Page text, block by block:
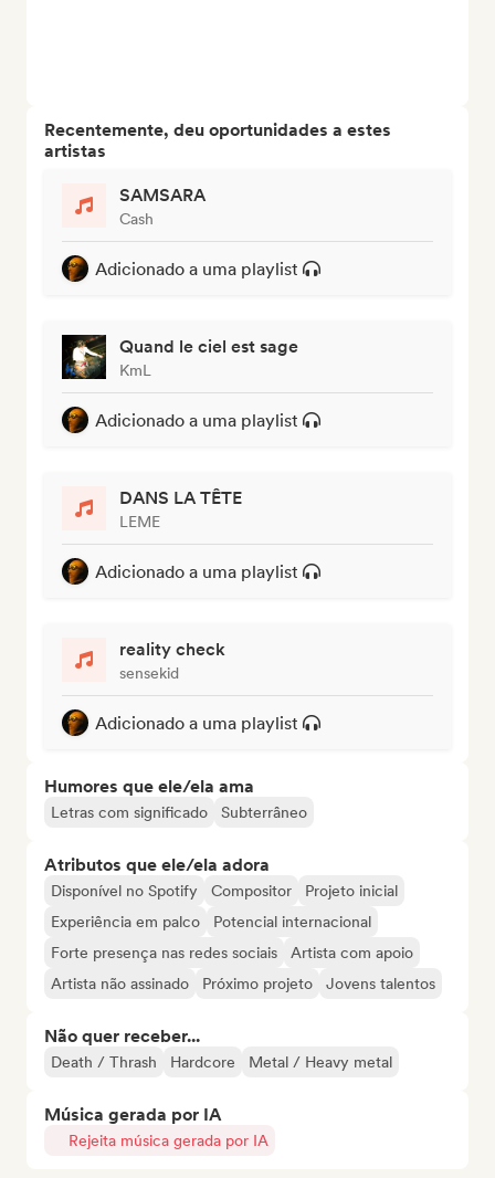
Recentemente, deu oportunidades a estes
artistas
SAMSARA
Cash
Adicionado a uma playlist
Quand le ciel est sage
KmL
Adicionado a uma playlist
DANS LA TÊTE
LEME
Adicionado a uma playlist
reality check
sensekid
Adicionado a uma playlist
Humores que ele/ela ama
Letras com significado Subterrâneo
Atributos que ele/ela adora
Disponível no Spotify Compositor
Projeto inicial
Experiência em palco
Potencial internacional
Forte presença nas redes sociais
Artista com apoio
Artista não assinado
Próximo projeto Jovens talentos
Não quer receber...
Death / Thrash Hardcore Metal / Heavy metal
Música gerada por IA
Rejeita música gerada por IA